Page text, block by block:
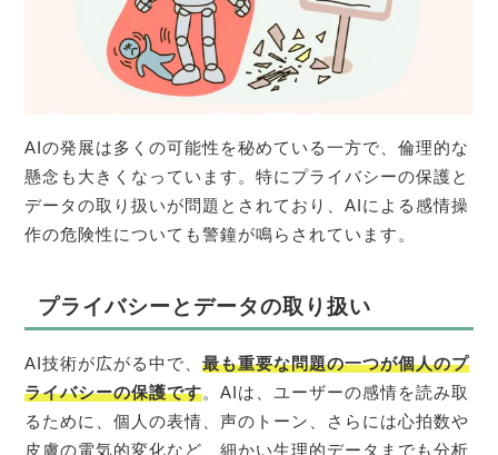
AIの発展は多くの可能性を秘めている一方で、倫理的な
懸念も大きくなっています。特にプライバシーの保護と
データの取り扱いが問題とされており、AIによる感情操
作の危険性についても警鐘が鳴らされています。
プライバシーとデータの取り扱い
AI技術が広がる中で、最も重要な問題の一つが個人のプ
ライバシーの保護です。AIは、ユーザーの感情を読み取
るために、個人の表情、声のトーン、さらには心拍数や
皮膚の電気的変化など、細かい生理的データまでも分析